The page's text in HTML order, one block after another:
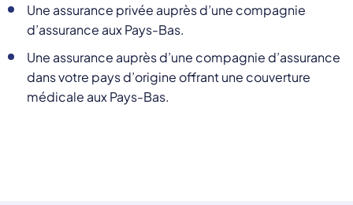
Une assurance privée auprès d’une compagnie
d’assurance aux Pays-Bas.
Une assurance auprès d’une compagnie d’assurance
dans votre pays d’origine offrant une couverture
médicale aux Pays-Bas.